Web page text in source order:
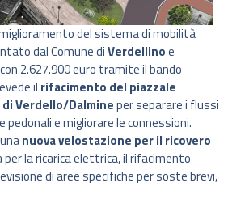
del sistema di mobilità
dal Comune diVerdellinoe
2.627.900 euro tramite il bando
il rifacimento del piazzale
Verdello/Dalmineper separare i flussi
pedonali e migliorare le connessioni.
nuova velostazione per il ricovero
per la ricarica elettrica, il rifacimento
di aree specifiche per soste brevi,